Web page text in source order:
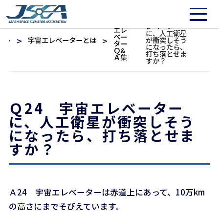
/* 20211016: Need to repair */
宇宙エレベーターとは
エレ
ベー
ター
Ｑ&
Ａ集
レベーター
に、人工衛星
が衝突しそう
になったら、
打ち落とせま
すか？
Ｑ24 宇宙エレベーター
に、人工衛星が衝突しそう
になったら、打ち落とせま
すか？
Ａ24 宇宙エレベーターは赤道上にあって、10万km
の高さにまでそびえています。